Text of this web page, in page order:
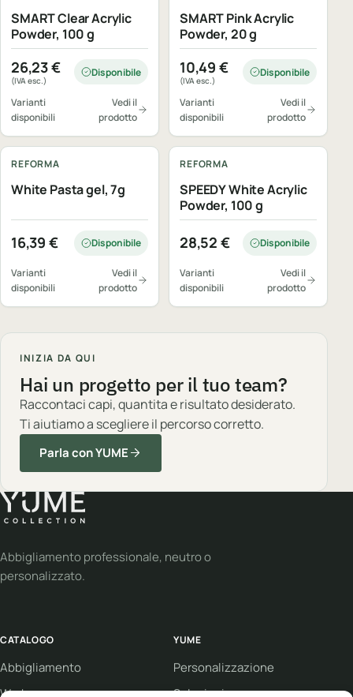
SMART Clear Acrylic
Powder, 100 g
26,23€
(IVA esc.)
Disponibile
Varianti
disponibili
Vedi il
prodotto
SMART Pink Acrylic
Powder, 20 g
10,49 €
(IVA esc.)
Disponibile
Varianti
disponibili
Vedi il
prodotto
REFORMA
White Pasta gel, 7g
16,39 € Disponibile
Varianti
disponibili
Vedi il
prodotto
REFORMA
SPEEDY White Acrylic
Powder, 100 g
28,52 € Disponibile
Varianti
disponibili
Vedi il
prodotto
INIZIA DA QUI
Hai un progetto per il tuo team?
Raccontaci capi, quantita e risultato desiderato.
Ti aiutiamo a scegliere il percorso corretto.
Parla con YUME
Abbigliamento professionale, neutro o
personalizzato.
CATALOGO
Abbigliamento
Workwear
YUME
Personalizzazione
Soluzioni